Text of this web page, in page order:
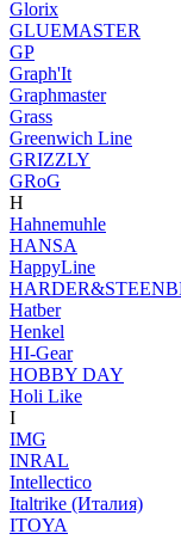
Glorix
GLUEMASTER
GP
Graph'It
Graphmaster
Grass
Greenwich Line
GRIZZLY
GRoG
H
Hahnemuhle
HANSA
HappyLine
Hatber
Henkel
HI-Gear
HOBBY DAY
Holi Like
I
IMG
INRAL
Intellectico
Italtrike (Италия)
ITOYA